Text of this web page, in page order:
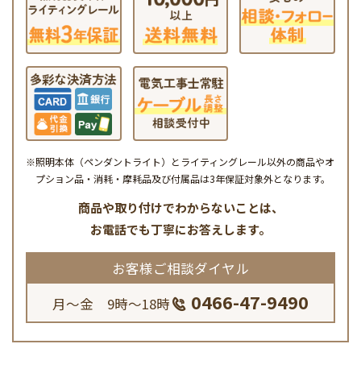
※照明本体（ペンダントライト）とライティングレール以外の商品やオ
プション品・消耗・摩耗品及び付属品は3年保証対象外となります。
商品や取り付けでわからないことは、
お電話でも丁寧にお答えします。
お客様ご相談ダイヤル
月～金 9時～18時
0466-47-9490